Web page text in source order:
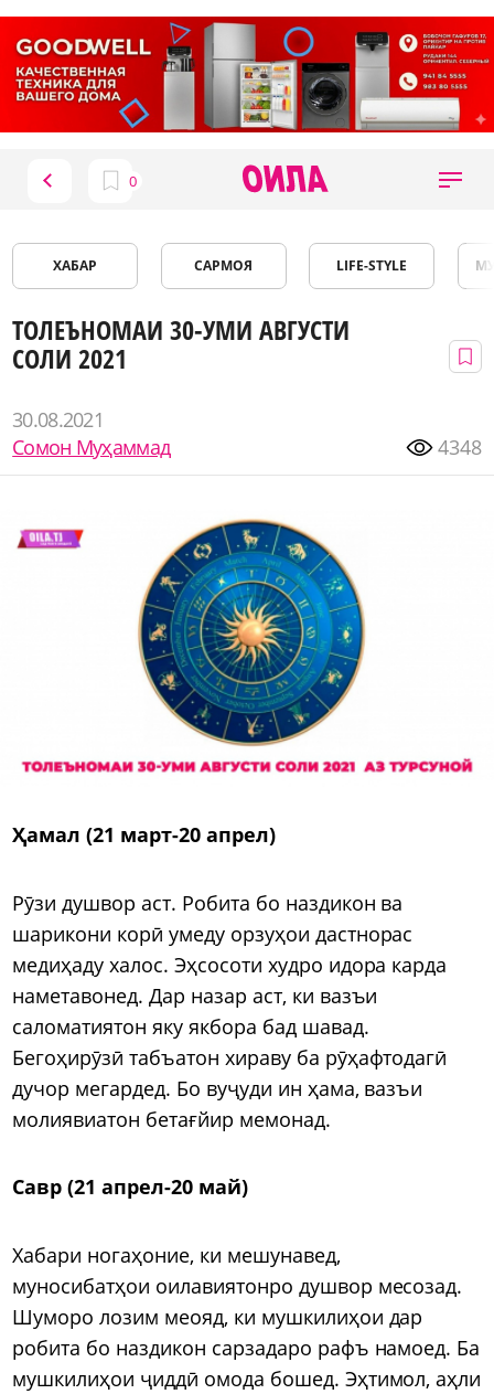
ХАБАР САРМОЯ LIFE-STYLE
ТОЛЕЪНОМАИ 30-УМИ АВГУСТИ
СОЛИ 2021
30.08.2021
Сомон Муҳаммад
4348
Ҳамал (21 март-20 апрел)
Рӯзи душвор аст. Робита бо наздикон ва
шарикони корӣ умеду орзуҳои дастнорас
медиҳаду халос. Эҳсосоти худро идора карда
наметавонед. Дар назар аст, ки вазъи
саломатиятон яку якбора бад шавад.
Бегоҳирӯзӣ табъатон хираву ба рӯҳафтодагӣ
дучор мегардед. Бо вуҷуди ин ҳама, вазъи
молиявиатон бетағйир мемонад.
Савр (21 апрел-20 май)
Хабари ногаҳоние, ки мешунавед,
муносибатҳои оилавиятонро душвор месозад.
Шуморо лозим меояд, ки мушкилиҳои дар
робита бо наздикон сарзадаро рафъ намоед. Ба
мушкилиҳои ҷиддӣ омода бошед. Эҳтимол, аҳли